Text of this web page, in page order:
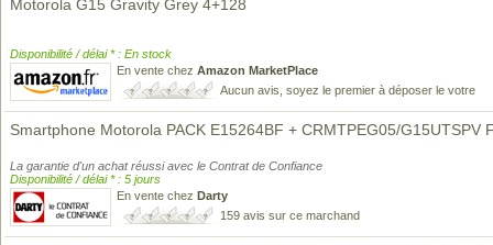
Motorola G15 Gravity Grey 4+128
Disponibilité / délai * : En stock
En vente chez Amazon MarketPlace
Aucun avis, soyez le premier à déposer le votre
Smartphone Motorola PACK E15264BF + CRMTPEG05/G15UTSPV
La garantie d'un achat réussi avec le Contrat de Confiance
Disponibilité / délai * : 5 jours
En vente chez Darty
159 avis sur ce marchand